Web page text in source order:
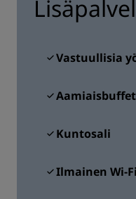
Vastuullisia
Aamiaisbuffet
Kuntosali
Ilmainen Wi-Fi